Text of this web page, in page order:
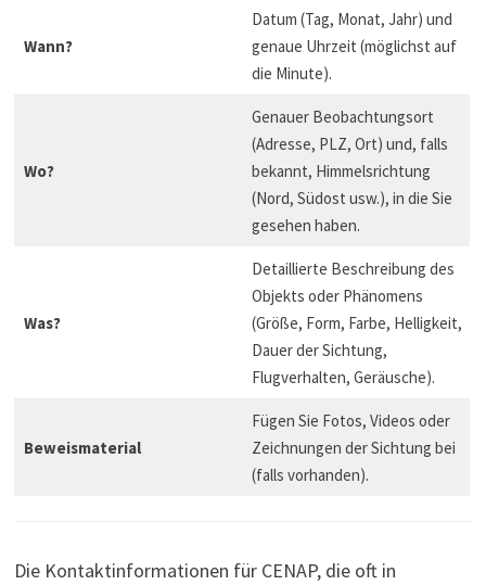
Wann?
Datum (Tag, Monat, Jahr) und
genaue Uhrzeit (möglichst auf
die Minute).
Wo?
Genauer Beobachtungsort
(Adresse, PLZ, Ort) und, falls
bekannt, Himmelsrichtung
(Nord, Südost usw.), in die Sie
gesehen haben.
Was?
Detaillierte Beschreibung des
Objekts oder Phänomens
(Größe, Form, Farbe, Helligkeit,
Dauer der Sichtung,
Flugverhalten, Geräusche).
Beweismaterial
Fügen Sie Fotos, Videos oder
Zeichnungen der Sichtung bei
(falls vorhanden).
Die Kontaktinformationen für CENAP, die oft in